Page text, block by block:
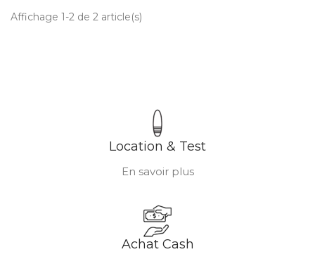
Affichage 1-2 de 2 article(s)
Location & Test
En savoir plus
Achat Cash